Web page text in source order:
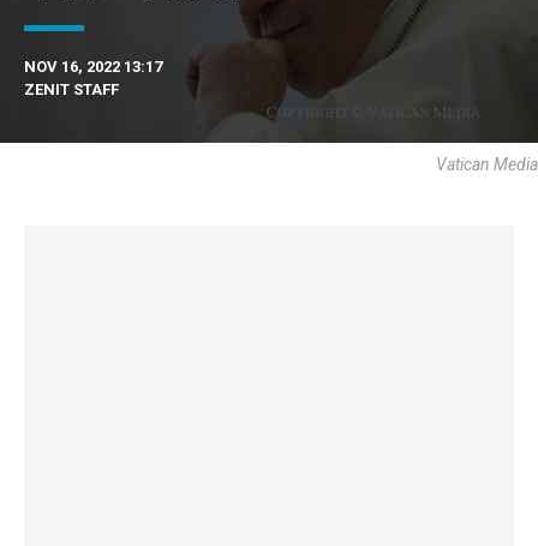
NOV 16, 2022 13:17
ZENIT STAFF
Vatican Media